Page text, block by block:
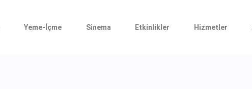
Yeme-İçme Sinema Etkinlikler Hizmetler